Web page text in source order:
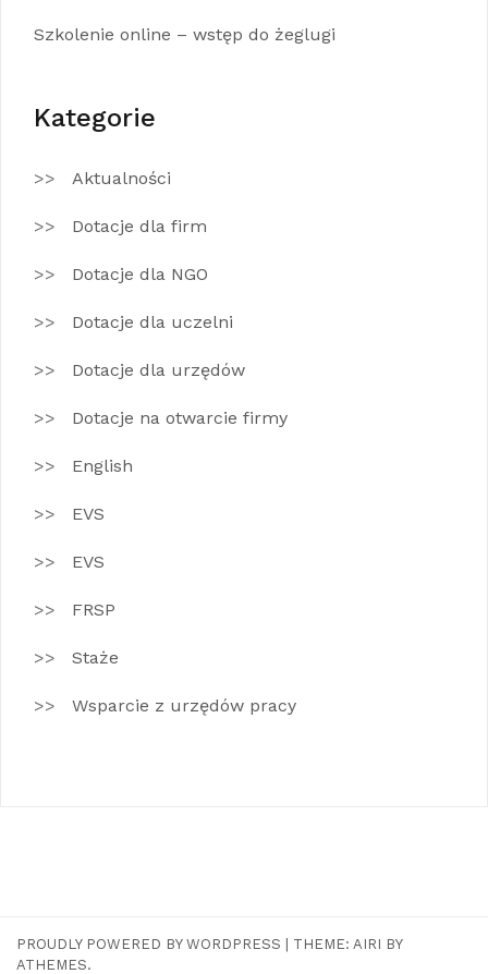
Szkolenie online – wstęp do żeglugi
Kategorie
Aktualności
Dotacje dla firm
Dotacje dla NGO
Dotacje dla uczelni
Dotacje dla urzędów
Dotacje na otwarcie firmy
English
EVS
EVS
FRSP
Staże
Wsparcie z urzędów pracy
PROUDLY POWERED BY WORDPRESS THEME: AIRI BY
ATHEMES.